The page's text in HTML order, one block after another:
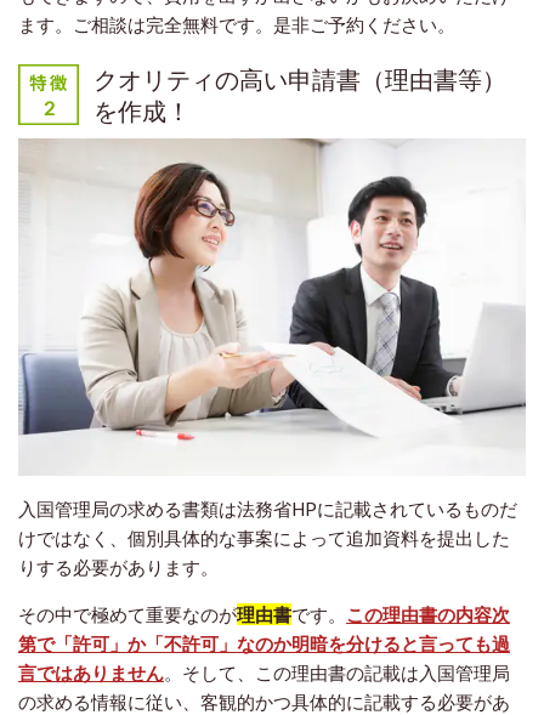
ます。ご相談は完全無料です。是非ご予約ください。
クオリティの高い申請書（理由書等）
を作成！
入国管理局の求める書類は法務省HPに記載されているものだ
けではなく、個別具体的な事案によって追加資料を提出した
りする必要があります。
その中で極めて重要なのが理由書です。 この理由書の内容次
第で「許可」か「不許可」なのか明暗を分けると言っても過
言ではありません。そして、この理由書の記載は入国管理局
の求める情報に従い、客観的かつ具体的に記載する必要があ